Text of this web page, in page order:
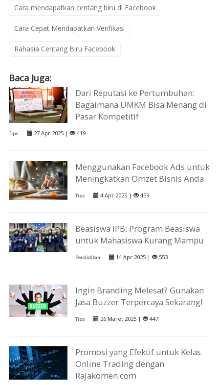
Cara mendapatkan centang biru di Facebook
Cara Cepat Mendapatkan Verifikasi
Rahasia Centang Biru Facebook
Baca Juga:
Dari Reputasi ke Pertumbuhan:
Bagaimana UMKM Bisa Menang di
Pasar Kompetitif
Tips 27 Apr 2025 | 419
Menggunakan Facebook Ads untuk
Meningkatkan Omzet Bisnis Anda
Tips 4 Apr 2025 | 459
Beasiswa IPB: Program Beasiswa
untuk Mahasiswa Kurang Mampu
Pendidikan 14 Apr 2025 | 553
Ingin Branding Melesat? Gunakan
Jasa Buzzer Terpercaya Sekarang!
Tips 26 Maret 2025 | 447
Promosi yang Efektif untuk Kelas
Online Trading dengan
Rajakomen.com